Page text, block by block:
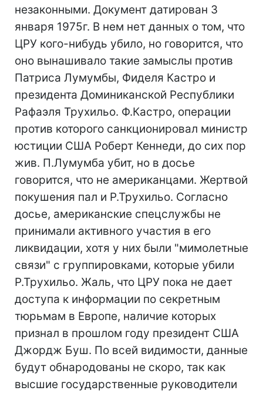
незаконными. Документ датирован 3
января 1975г. В нем нет данных о том, что
ЦРУ кого-нибудь убило, но говорится, что
оно вынашивало такие замыслы против
Патриса Лумумбы, Фиделя Кастро и
президента Доминиканской Республики
Рафаэля Трухильо. Ф.Кастро, операции
против которого санкционировал министр
юстиции США Роберт Кеннеди, до сих пор
жив. П.Лумумба убит, но в досье
говорится, что не американцами. Жертвой
покушения пал и Р.Трухильо. Согласно
досье, американские спецслужбы не
принимали активного участия в его
ликвидации, хотя у них были "мимолетные
связи" с группировками, которые убили
Р.Трухильо. Жаль, что ЦРУ пока не дает
доступа к информации по секретным
тюрьмам в Европе, наличие которых
признал в прошлом году президент США
Джордж Буш. По всей видимости, данные
будут обнародованы не скоро, так как
высшие государственные руководители